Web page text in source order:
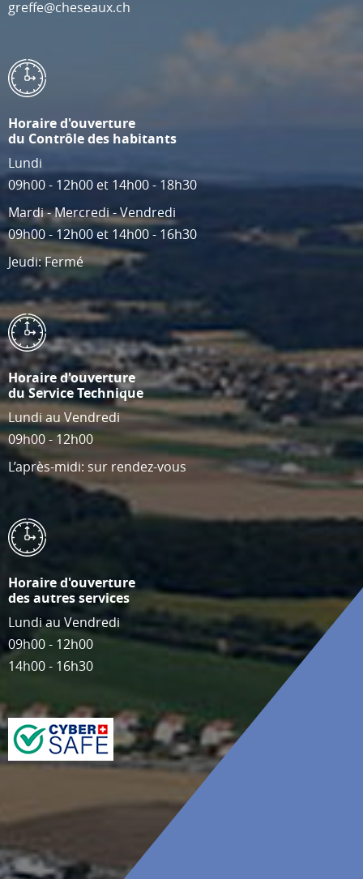
greffe@cheseaux.ch
Horaire d'ouverture
du Contrôle des habitants
Lundi
09h00 - 12h00 et 14h00 - 18h30
Mardi - Mercredi - Vendredi
09h00 - 12h00 et 14h00 - 16h30
Jeudi: Fermé
Horaire d'ouverture
du Service Technique
Lundi au Vendredi
09h00 - 12h00
L’après-midi: sur rendez-vous
Horaire d'ouverture
des autres services
Lundi au Vendredi
09h00 - 12h00
14h00 - 16h30